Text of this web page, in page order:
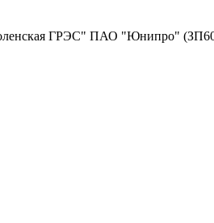
ГРЭС" ПАО "Юнипро"